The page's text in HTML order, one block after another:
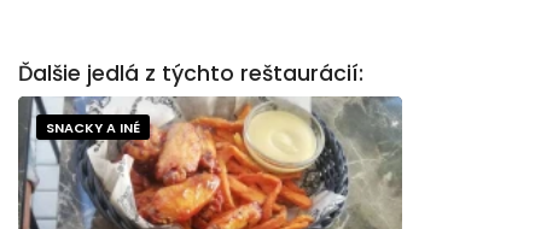
Ďalšie jedlá z týchto reštaurácií:
SNACKY A INÉ